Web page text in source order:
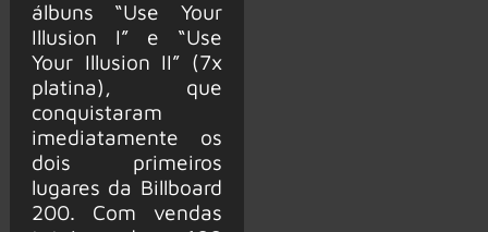
álbuns “Use Your
Illusion I” e “Use
Your Illusion II” (7x
platina), que
conquistaram
imediatamente os
dois primeiros
lugares da Billboard
200. Com vendas